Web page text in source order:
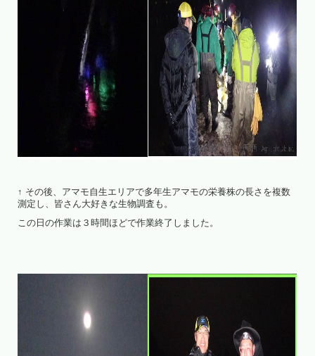
↑ その後、アマモ自生エリアで多年生アマモの栄養株の長さを複数
測定し、皆さん大好きな生物調査も。
この日の作業は３時間ほどで作業終了しました。